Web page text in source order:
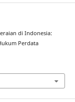
di Indonesia:
Perdata